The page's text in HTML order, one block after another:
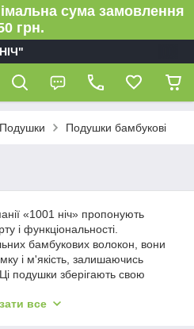
сума замовлення
грн.
Подушки Подушки бамбукові
«1001 ніч» пропонують
і функціональності.
бамбукових волокон, вони
і м'якість, залишаючись
подушки зберігають свою
сон.
все